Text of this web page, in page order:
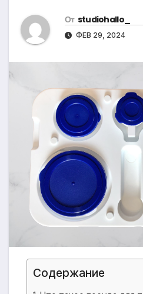
От studiohallo_
ФЕВ 29, 2024
Содержание